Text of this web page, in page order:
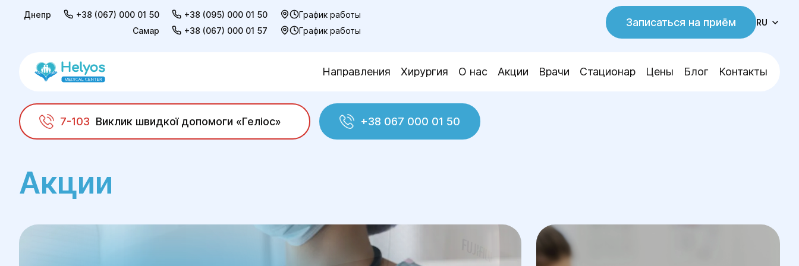
Днепр +38 (067) 000 01 50 +38 (095) 000 01 50
График работы
Самар
+38 (067) 000 01 57 График работы
Записаться на приём RU
Направления Хирургия О нас Акции Врачи Стационар Цены Блог Контакты
7-103 Виклик швидкої допомоги «Геліос»
+38 067 000 01 50
Helyos
Акции